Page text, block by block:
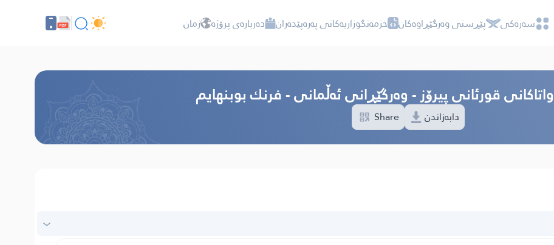
سه‌ره‌كی پێڕستی وه‌رگێڕاوه‌كان خزمەتگوزاریەکانی پەرەپێدەران دەربارەی پرۆژە زمان
قورئانی پیرۆز - وەرگێڕانی ئەڵمانی - فرنك بوبنهایم
دابەزاندن Share